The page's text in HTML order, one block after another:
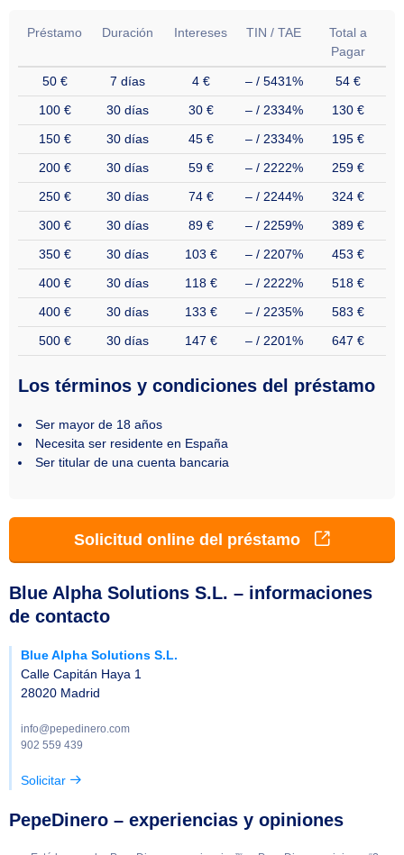
Préstamo Duración Intereses TIN / TAE
Total a
Pagar
50 € 7 días 4 € – / 5431%
54 €
100 €
30 días 30 € – / 2334%
130 €
150 €
30 días 45 € – / 2334%
195 €
200 €
30 días 59 € – / 2222%
259 €
250 €
30 días 74 € – / 2244%
324 €
300 €
30 días 89 € – / 2259%
389 €
350 €
30 días 103 € – / 2207%
453 €
400 €
30 días 118 € – / 2222%
518 €
400 €
30 días 133 € – / 2235%
583 €
500 €
30 días 147 € – / 2201% 647 €
Los términos y condiciones del préstamo
Ser mayor de 18 años
Necesita ser residente en España
Ser titular de una cuenta bancaria
Solicitud online del préstamo
Blue Alpha Solutions S.L. – informaciones
de contacto
Blue Alpha Solutions S.L.
Calle Capitán Haya 1
28020 Madrid
info@pepedinero.com
902 559 439
Solicitar
PepeDinero – experiencias y opiniones